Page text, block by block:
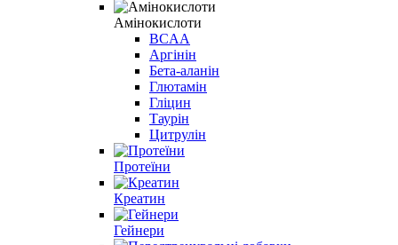
Амінокислоти
BCAA
Аргінін
Бета-аланін
Глютамін
Гліцин
Таурін
Цитрулін
Протеїни
Креатин
Гейнери